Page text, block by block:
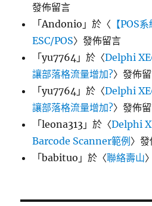
發佈留言
「Andonio 」於〈 【POS
ESC/POS〉發佈留言
「yu7764 」於〈Delphi
讓部落格流量增加?〉發佈
「yu7764 」於〈Delphi
讓部落格流量增加?〉發佈
「leona313 」於〈Delphi
Barcode Scanner範例〉
「babituo 」於〈聯絡壽山